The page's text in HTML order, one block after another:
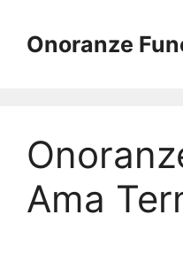
contenuto
Onoranze
Ama